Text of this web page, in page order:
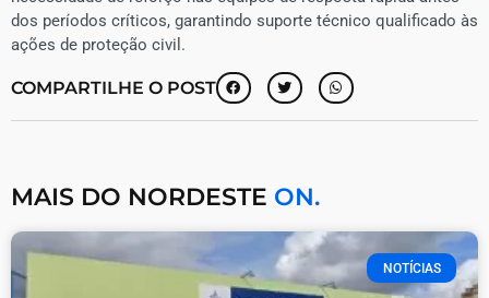
dos períodos críticos, garantindo suporte técnico qualificado às
ações de proteção civil.
COMPARTILHE O POST
MAIS DO NORDESTE ON.
NOTÍCIAS